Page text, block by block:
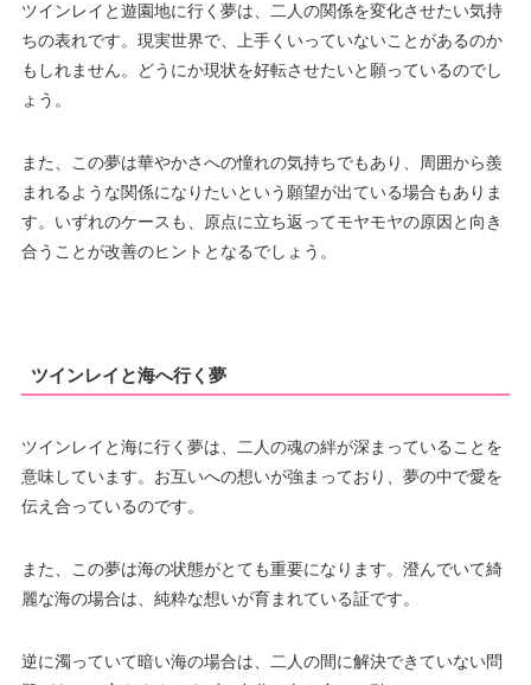
ツインレイと遊園地に行く夢は、二人の関係を変化させたい気持
ちの表れです。現実世界で、上手くいっていないことがあるのか
もしれません。どうにか現状を好転させたいと願っているのでし
ょう。
また、この夢は華やかさへの憧れの気持ちでもあり、周囲から羨
まれるような関係になりたいという願望が出ている場合もありま
す。いずれのケースも、原点に立ち返ってモヤモヤの原因と向き
合うことが改善のヒントとなるでしょう。
ツインレイと海へ行く夢
ツインレイと海に行く夢は、二人の魂の絆が深まっていることを
意味しています。お互いへの想いが強まっており、夢の中で愛を
伝え合っているのです。
また、この夢は海の状態がとても重要になります。澄んでいて綺
麗な海の場合は、純粋な想いが育まれている証です。
逆に濁っていて暗い海の場合は、二人の間に解決できていない問